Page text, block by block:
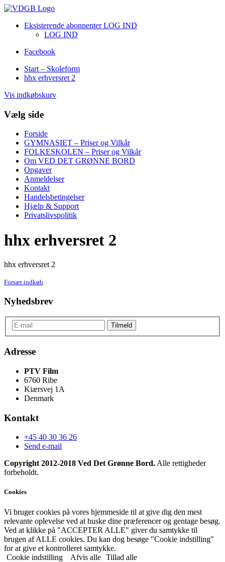
Eksisterende abonnenter LOG IND
LOG IND
Facebook
Start – Skoleform
hhx erhversret 2
Vis indkøbskurv
Vælg side
Forside
GYMNASIET – Priser og Vilkår
FOLKESKOLEN – Priser og Vilkår
Om VED DET GRØNNE BORD
Opgaver
Anmeldelser
Kontakt
Handelsbetingelser
Hjælp & Support
Privatslivspolitik
hhx erhversret 2
hhx erhversret 2
Forsæt indkøb
Nyhedsbrev
Adresse
PTV Film
6760 Ribe
Kiærsvej 1A
Denmark
Kontakt
+45 40 30 36 26
Send e-mail
Copyright 2012-2018 Ved Det Grønne Bord. Alle rettigheder
forbeholdt.
Cookies
Vi bruger cookies på vores hjemmeside til at give dig den mest
relevante oplevelse ved at huske dine præferencer og gentage besøg.
Ved at klikke på "ACCEPTER ALLE" giver du samtykke til
brugen af ALLE cookies. Du kan dog besøge "Cookie indstilling"
for at give et kontrolleret samtykke.
Cookie indstilling
Afvis alle Tillad alle